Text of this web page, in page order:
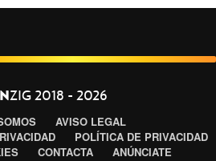
ZIG 2018 - 2026
AVISO LEGAL
POLÍTICA DE PRIVACIDAD
CONTACTA ANÚNCIATE